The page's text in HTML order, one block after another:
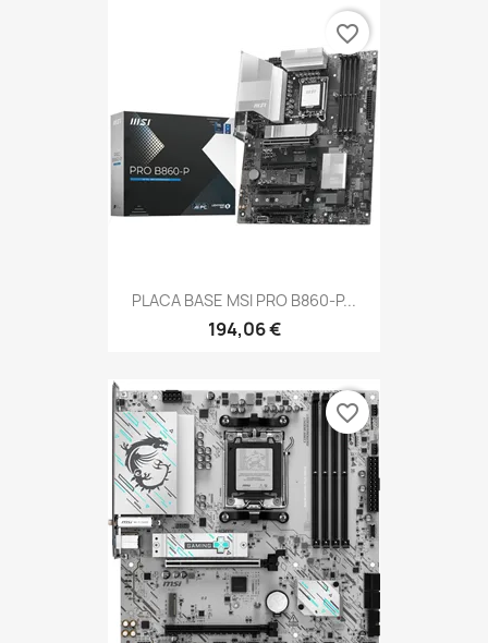
PLACA BASE MSI PRO B860-P...
194,06 €
favorite_border
favorite_border